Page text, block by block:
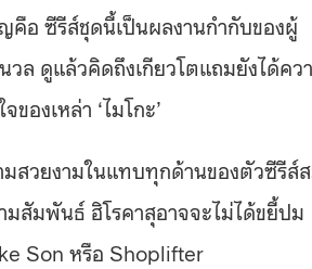
คือ ซีรีส์ชุดนี้เป็นผลงานกำกับของผู้
ล ดูแล้วคิดถึงเกียวโตแถมยังได้คว
องเหล่า ‘ไมโกะ’
สวยงามในแทบทุกด้านของตัวซีรีส์
มสัมพันธ์ ฮิโรคาสุอาจจะไม่ได้ขยี้ปม
Son หรือ Shoplifter